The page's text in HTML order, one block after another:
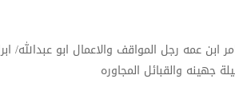
ابن عمه رجل المواقف والاعمال ابو
جهينه والقبائل المجاوره